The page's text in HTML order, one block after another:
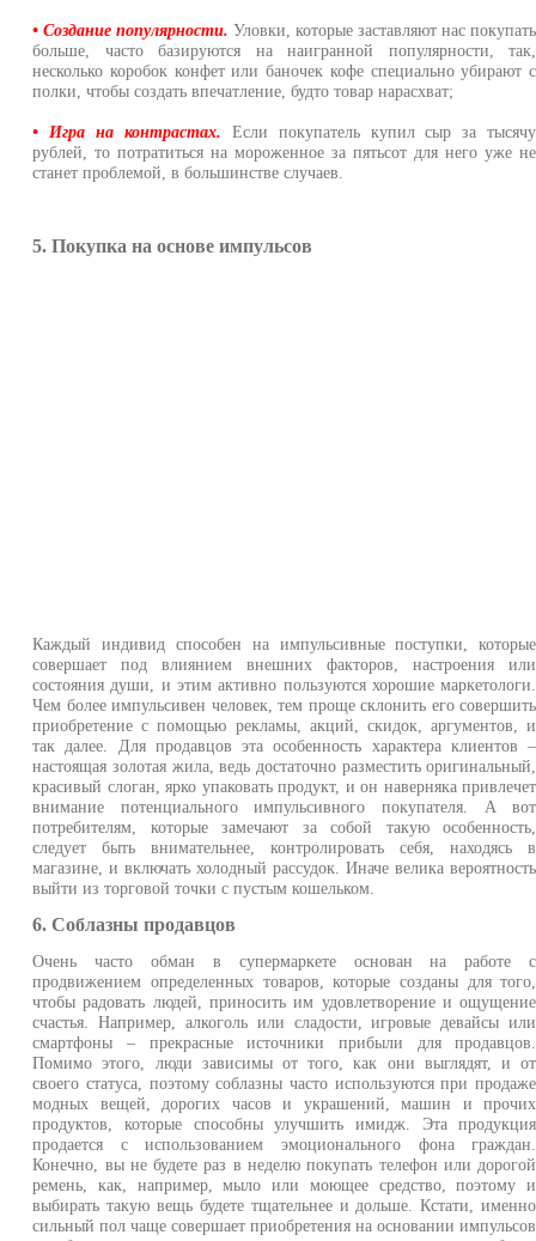
• Создание популярности. Уловки, которые заставляют нас покупать
больше, часто базируются на наигранной популярности, так,
несколько коробок конфет или баночек кофе специально убирают с
полки, чтобы создать впечатление, будто товар нарасхват;
• Игра на контрастах. Если покупатель купил сыр за тысячу
рублей, то потратиться на мороженное за пятьсот для него уже не
станет проблемой, в большинстве случаев.
5. Покупка на основе импульсов
Каждый индивид способен на импульсивные поступки, которые
совершает под влиянием внешних факторов, настроения или
состояния души, и этим активно пользуются хорошие маркетологи.
Чем более импульсивен человек, тем проще склонить его совершить
приобретение с помощью рекламы, акций, скидок, аргументов, и
так далее. Для продавцов эта особенность характера клиентов –
настоящая золотая жила, ведь достаточно разместить оригинальный,
красивый слоган, ярко упаковать продукт, и он наверняка привлечет
внимание потенциального импульсивного покупателя. А вот
потребителям, которые замечают за собой такую особенность,
следует быть внимательнее, контролировать себя, находясь в
магазине, и включать холодный рассудок. Иначе велика вероятность
выйти из торговой точки с пустым кошельком.
6. Соблазны продавцов
Очень часто обман в супермаркете основан на работе с
продвижением определенных товаров, которые созданы для того,
чтобы радовать людей, приносить им удовлетворение и ощущение
счастья. Например, алкоголь или сладости, игровые девайсы или
смартфоны – прекрасные источники прибыли для продавцов.
Помимо этого, люди зависимы от того, как они выглядят, и от
своего статуса, поэтому соблазны часто используются при продаже
модных вещей, дорогих часов и украшений, машин и прочих
продуктов, которые способны улучшить имидж. Эта продукция
продается с использованием эмоционального фона граждан.
Конечно, вы не будете раз в неделю покупать телефон или дорогой
ремень, как, например, мыло или моющее средство, поэтому и
выбирать такую вещь будете тщательнее и дольше. Кстати, именно
сильный пол чаще совершает приобретения на основании импульсов